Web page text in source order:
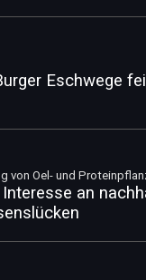
Eschwege
von Oel- und
an